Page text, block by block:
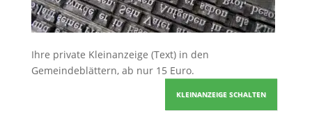
Ihre private Kleinanzeige (Text) in den
Gemeindeblättern, ab nur 15 Euro.
KLEINANZEIGE SCHALTEN